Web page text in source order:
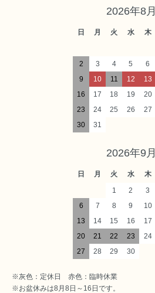
2026年8月
日 月 火 水 木
2
3 4 5 6
9
10 11 12 13
16
17 18 19 20
23
24 25 26 27
30
31
2026年9月
日 月 火 水 木
1
2 3
6
7 8 9 10
13
14 15 16 17
20
21 22 23 24
27
28 29 30
※灰色：定休日 赤色：臨時休業
※お盆休みは8月8日～16日です。